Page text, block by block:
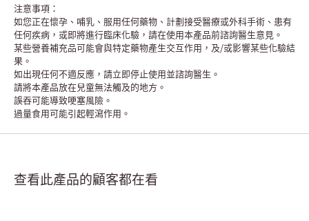
注意事項：
如您正在懷孕、哺乳、服用任何藥物、計劃接受醫療或外科手術、患有
任何疾病，或即將進行臨床化驗，請在使用本產品前諮詢醫生意見。
某些營養補充品可能會與特定藥物產生交互作用，及/或影響某些化驗結
果。
如出現任何不適反應，請立即停止使用並諮詢醫生。
請將本產品放在兒童無法觸及的地方。
誤吞可能導致哽塞風險。
過量食用可能引起輕瀉作用。
查看此產品的顧客都在看